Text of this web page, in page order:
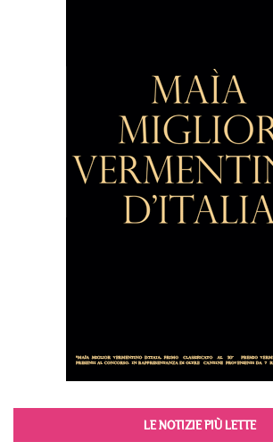
LE NOTIZIE PIÙ LETTE